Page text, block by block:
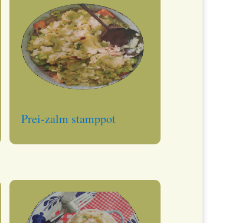
Prei-zalm stamppot